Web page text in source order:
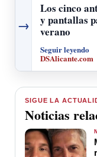
→
Los cinco
y pantallas
verano
Seguir leyendo
DSAlicante.com
SIGUE LA
Noticias